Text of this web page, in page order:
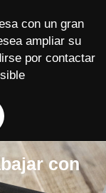
con un gran
ampliar su
por contactar
con